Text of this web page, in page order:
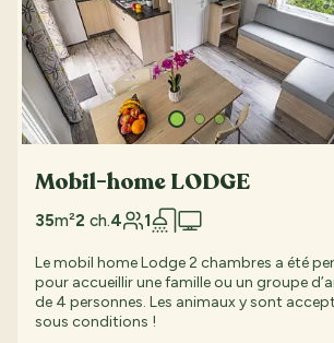
Mobil-home LODGE
35m²2 ch.4 1
Le mobil home Lodge 2 chambres a été
pour accueillir une famille ou un groupe
de 4 personnes. Les animaux y sont
sous conditions !